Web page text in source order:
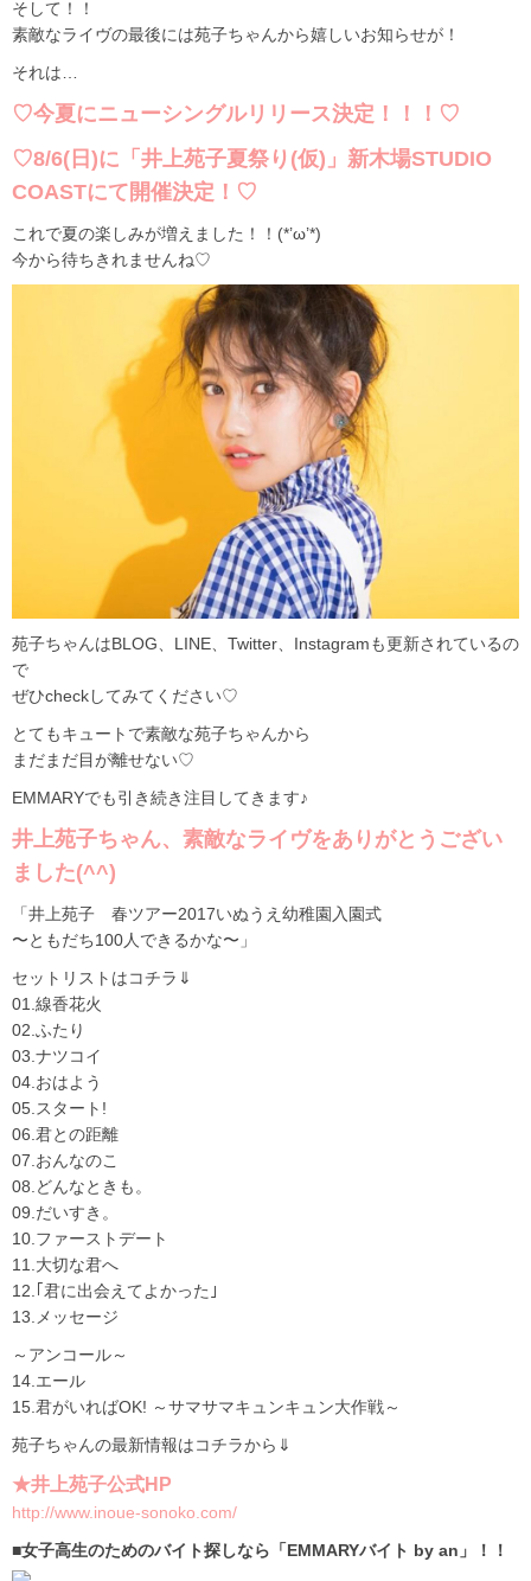
そして！！
素敵なライヴの最後には苑子ちゃんから嬉しいお知らせが！
それは…
♡今夏にニューシングルリリース決定！！！♡
♡8/6(日)に「井上苑子夏祭り(仮)」新木場STUDIO
COASTにて開催決定！♡
これで夏の楽しみが増えました！！(*’ω’*)
今から待ちきれませんね♡
苑子ちゃんはBLOG、LINE、Twitter、Instagramも更新されているの
で
ぜひcheckしてみてください♡
とてもキュートで素敵な苑子ちゃんから
まだまだ目が離せない♡
EMMARYでも引き続き注目してきます♪
井上苑子ちゃん、素敵なライヴをありがとうござい
ました(^^)
「井上苑子 春ツアー2017いぬうえ幼稚園入園式
〜ともだち100人できるかな〜」
セットリストはコチラ⇓
01.線香花火
02.ふたり
03.ナツコイ
04.おはよう
05.スタート!
06.君との距離
07.おんなのこ
08.どんなときも。
09.だいすき。
10.ファーストデート
11.大切な君へ
12.｢君に出会えてよかった｣
13.メッセージ
～アンコール～
14.エール
15.君がいればOK! ～サマサマキュンキュン大作戦～
苑子ちゃんの最新情報はコチラから⇓
★井上苑子公式HP
http://www.inoue-sonoko.com/
■女子高生のためのバイト探しなら「EMMARYバイト by an」！！